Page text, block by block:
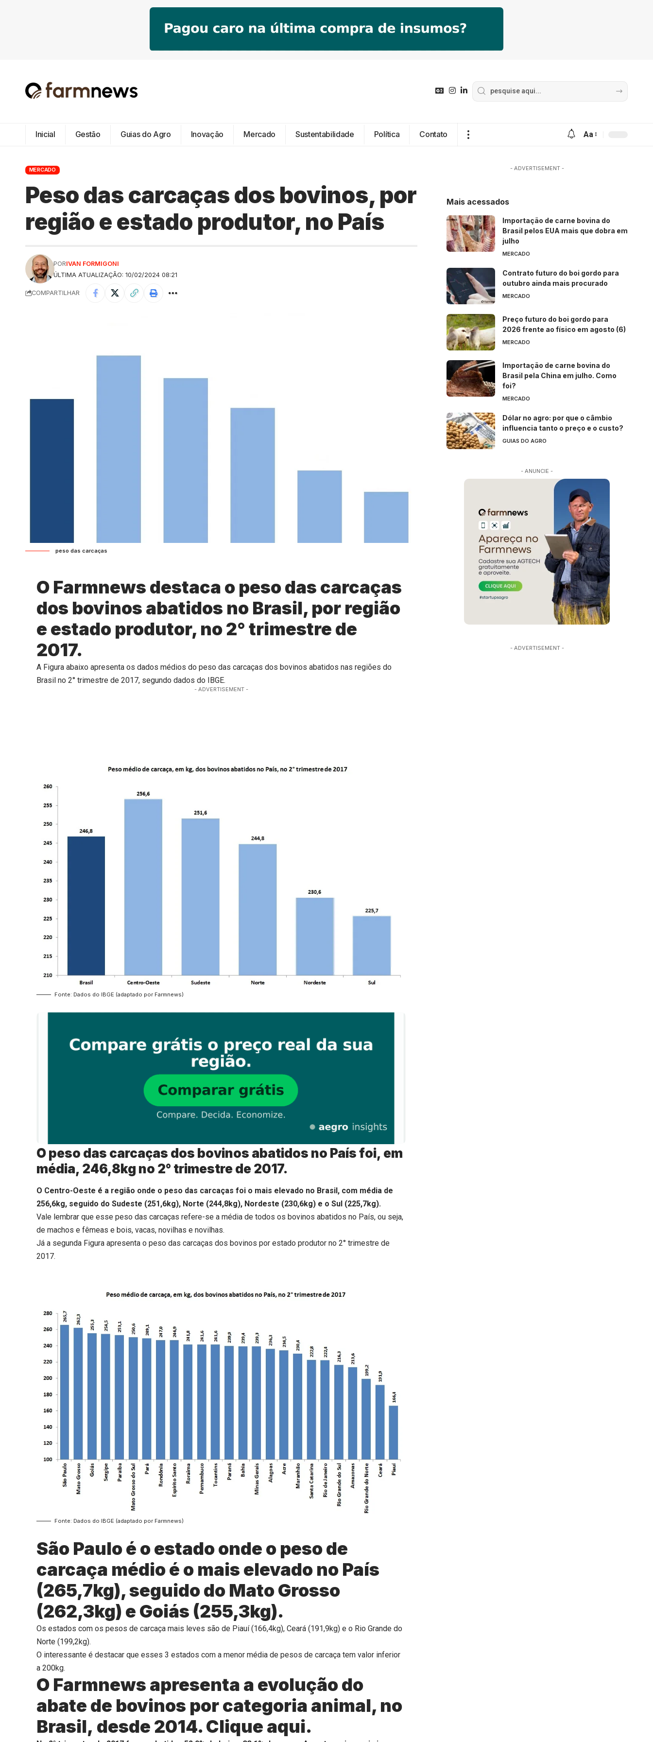
Inicial Gestão Guias do Agro Inovação Mercado Sustentabilidade Política Contato Aa
MERCADO
Peso das carcaças dos bovinos, por
região e estado produtor, no País
ÚLTIMA ATUALIZAÇÃO: 10/02/2024 08:21
PORIVAN FORMIGONI
COMPARTILHAR
peso das carcaças
O Farmnews destaca o peso das carcaças
dos bovinos abatidos no Brasil, por região
e estado produtor, no 2° trimestre de
2017.
A Figura abaixo apresenta os dados médios do peso das carcaças dos bovinos abatidos nas regiões do
Brasil no 2° trimestre de 2017, segundo dados do IBGE.
- ADVERTISEMENT -
Fonte: Dados do IBGE (adaptado por Farmnews)
O peso das carcaças dos bovinos abatidos no País foi, em
média, 246,8kg no 2° trimestre de 2017.
O Centro-Oeste é a região onde o peso das carcaças foi o mais elevado no Brasil, com média de
256,6kg, seguido do Sudeste (251,6kg), Norte (244,8kg), Nordeste (230,6kg) e o Sul (225,7kg).
Vale lembrar que esse peso das carcaças refere-se a média de todos os bovinos abatidos no País, ou seja,
de machos e fêmeas e bois, vacas, novilhas e novilhas.
Já a segunda Figura apresenta o peso das carcaças dos bovinos por estado produtor no 2° trimestre de
2017.
Fonte: Dados do IBGE (adaptado por Farmnews)
São Paulo é o estado onde o peso de
carcaça médio é o mais elevado no País
(265,7kg), seguido do Mato Grosso
(262,3kg) e Goiás (255,3kg).
Os estados com os pesos de carcaça mais leves são de Piauí (166,4kg), Ceará (191,9kg) e o Rio Grande do
Norte (199,2kg).
O interessante é destacar que esses 3 estados com a menor média de pesos de carcaça tem valor inferior
a 200kg.
O Farmnews apresenta a evolução do
abate de bovinos por categoria animal, no
Brasil, desde 2014.Clique aqui.
- ADVERTISEMENT -
Mais acessados
Importação de carne bovina do
Brasil pelos EUA mais que dobra em
julho
MERCADO
Contrato futuro do boi gordo para
outubro ainda mais procurado
MERCADO
Preço futuro do boi gordo para
2026 frente ao físico em agosto (6)
MERCADO
Importação de carne bovina do
Brasil pela China em julho. Como
foi?
MERCADO
Dólar no agro: por que o câmbio
influencia tanto o preço e o custo?
GUIAS DO AGRO
- ANUNCIE -
- ADVERTISEMENT -